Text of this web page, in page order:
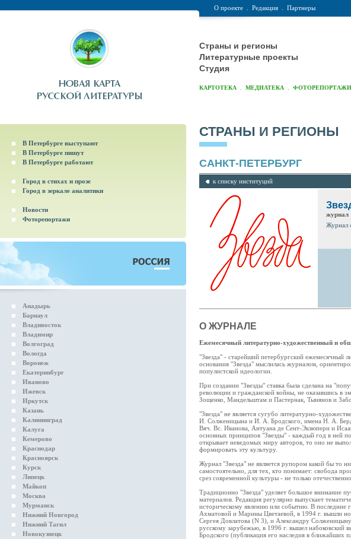
О проекте Редакция Партнеры
Страны и регионы
Литературные проекты
Студия
КАРТОТЕКА МЕДИАТЕКА ФОТОРЕПОРТАЖИ
В Петербурге выступают
В Петербурге пишут
В Петербурге работают
Город в стихах и прозе
Город в зеркале аналитики
Новости
Фоторепортажи
Анадырь
Барнаул
Владивосток
Владимир
Волгоград
Вологда
Воронеж
Екатеринбург
Иваново
Ижевск
Иркутск
Казань
Калининград
Калуга
Кемерово
Краснодар
Красноярск
Курск
Липецк
Майкоп
Москва
Мурманск
Нижний Новгород
Нижний Тагил
Новокузнецк
СТРАНЫ И РЕГИОНЫ
САНКТ-ПЕТЕРБУРГ
к списку институций
журнал
Журнал
О ЖУРНАЛЕ
Ежемесячный литературно-художественный и
"Звезда" - старейший петербургский ежемесячный
основания "Звезда" мыслилась журналом,
популистской идеологии.
При создании "Звезды" ставка была сделана на
революции и гражданской войны, не оказавшись в
Зощенко, Мандельштам и Пастернак, Тынянов и
"Звезда" не является сугубо литературно-
И. Солженицына и И. А. Бродского, имена Н. А.
Вяч. Вс. Иванова, Антуана де Сент-Экзюпери и
основных принципов "Звезды" - каждый год в ней
открывает неведомых миру авторов, то оно не
формировать эту культуру.
Журнал "Звезда" не является рупором какой бы то
самостоятельно, для тех, кто понимает: свобода
срез современной культуры - не только
Традиционно "Звезда" уделяет большое внимание
материалов. Редакция регулярно выпускает
историческому явлению или событию. В
Ахматовой и Марины Цветаевой, в 1994 г. вышли
Сергея Довлатова (N 3), и Александру
русскому зарубежью, в 1996 г. вышел
Бродского (публикация его наследия в ближайших